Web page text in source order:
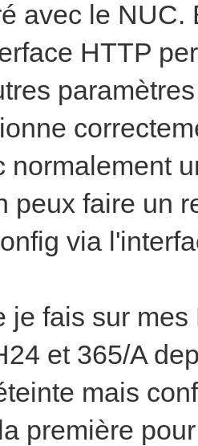
avec le
HTTP
normalement
peux faire un
via
je fais sur
et 365/A
mais
première